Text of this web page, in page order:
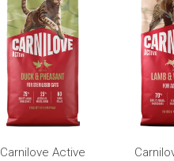
Carnilove Active